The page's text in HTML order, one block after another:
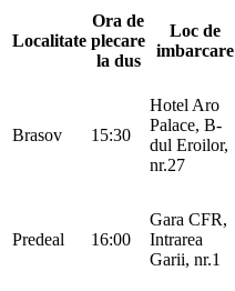
Localitate
Ora de
plecare
la dus
Loc de
imbarcare
Brasov 15:30
Hotel Aro
Palace, B-
dul Eroilor,
nr.27
Predeal 16:00
Gara CFR,
Intrarea
Garii, nr.1